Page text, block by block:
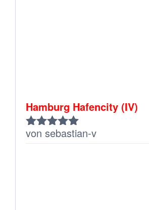
Hamburg Hafencity (IV)
Bewertet
von sebastian-v